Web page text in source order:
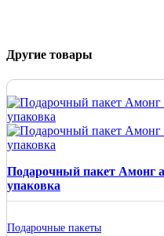
Другие товары
Подарочный пакет Амонг
упаковка
Подарочные пакеты